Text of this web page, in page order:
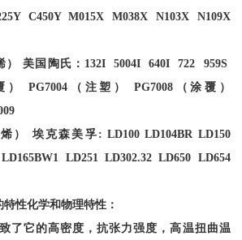
C450Y M015X M038X N103X N109X
） 美国陶氏： 132I 5004I 640I 722 959S
）PG7004 （注塑）PG7008 （涂覆）
） 埃克森美孚 : LD100 LD104BR LD150
LD251 LD302.32 LD650 LD654
性化学和物理特性：
了它的高密度，抗张力强度，高温扭曲温